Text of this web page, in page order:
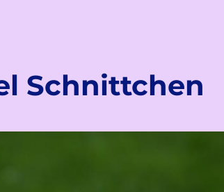
Schnittchen